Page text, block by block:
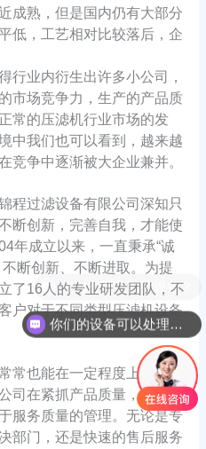
成熟，但是国内仍有大部分
低，工艺相对比较落后，企
行业内衍生出许多小公司，
市场竞争力，生产的产品质
常的压滤机行业市场的发
中我们也可以看到，越来越
竞争中逐渐被大企业兼并。
程过滤设备有限公司深知只
断创新，完善自我，才能使
年成立以来，一直秉承“诚
断创新、不断进取。为提
了16人的专业研发团队，不
户对于不同类型压滤机设备
常也能在一定程度上体现一
司在紧抓产品质量，优化生
服务质量的管理。无论是专
部门，还是快速的售后服务
你们有哪些固控设备？
你们的设备可以处理哪些物料？